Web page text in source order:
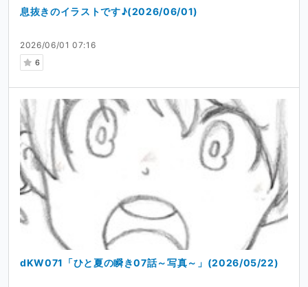
2026/06/01 07:16
6
息抜きのイラストです♪(2026/06/01)
dKW071「ひと夏の瞬き07話～写真～」(2026/05/22)